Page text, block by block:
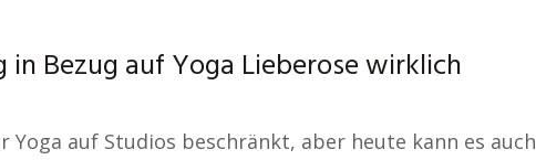
in Bezug auf Yoga Lieberose wirklich
Yoga auf Studios beschränkt, aber heute kann es auch